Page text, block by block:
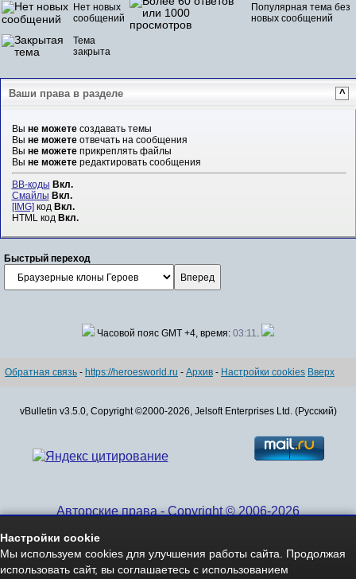
Нет новых
сообщений
Популярная тема без
новых сообщений
Тема
закрыта
Ваши права в разделе ^
Вы не можетесоздавать темы
Вы не можетеотвечать на сообщения
Вы не можетеприкреплять файлы
Вы не можетередактировать сообщения
BB-коды Вкл.
Смайлы Вкл.
[IMG]код Вкл.
HTML код Вкл.
Быстрый переход
Часовой пояс GMT +4, время: 03:11.
Обратная связь - https://heroesworld.ru - Архив - Настройки cookies Вверх
vBulletin v3.5.0, Copyright ©2000-2026, Jelsoft Enterprises Ltd. (Русский)
Авторские права - Copyright © 2006-2026
Настройки cookie
Мы используем cookies для улучшения работы сайта. Продолжая
использовать сайт, вы соглашаетесь с использованием